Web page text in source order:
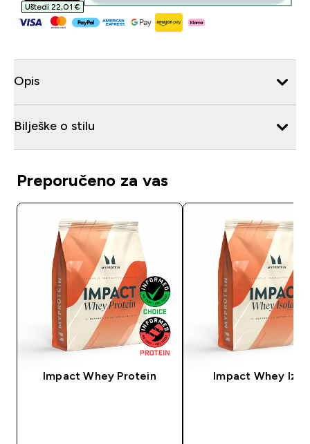
Uštedi 22,01 €‎
Opis
Bilješke o stilu
Preporučeno za vas
Impact Whey Protein Impact Whey